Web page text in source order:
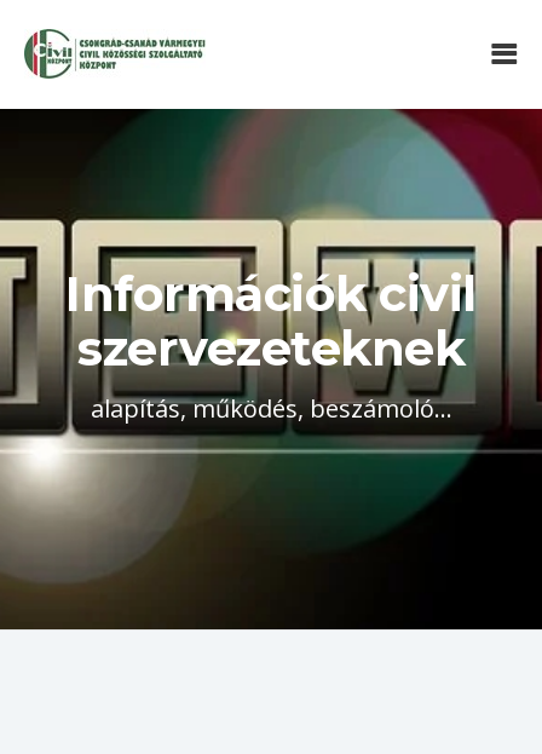
Információk civil
szervezeteknek
alapítás, működés, beszámoló...